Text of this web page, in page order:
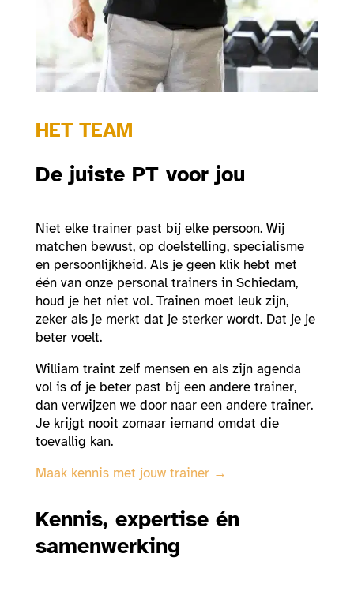
HET TEAM
De juiste PT voor jou
Niet elke trainer past bij elke persoon. Wij
matchen bewust, op doelstelling, specialisme
en persoonlijkheid. Als je geen klik hebt met
één van onze personal trainers in Schiedam,
houd je het niet vol. Trainen moet leuk zijn,
zeker als je merkt dat je sterker wordt. Dat je je
beter voelt.
William traint zelf mensen en als zijn agenda
vol is of je beter past bij een andere trainer,
dan verwijzen we door naar een andere trainer.
Je krijgt nooit zomaar iemand omdat die
toevallig kan.
Maak kennis met jouw trainer →
Kennis, expertise én
samenwerking